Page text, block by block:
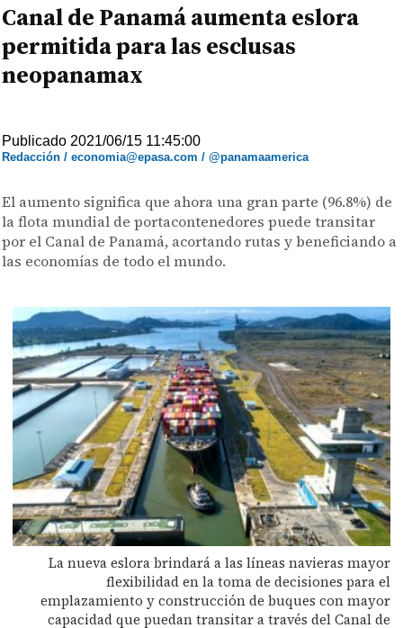
Canal de Panamá aumenta eslora
permitida para las esclusas
neopanamax
Publicado 2021/06/15 11:45:00
Redacción / economia@epasa.com / @panamaamerica
El aumento significa que ahora una gran parte (96.8%) de
la flota mundial de portacontenedores puede transitar
por el Canal de Panamá, acortando rutas y beneficiando a
las economías de todo el mundo.
La nueva eslora brindará a las líneas navieras mayor
flexibilidad en la toma de decisiones para el
emplazamiento y construcción de buques con mayor
capacidad que puedan transitar a través del Canal de